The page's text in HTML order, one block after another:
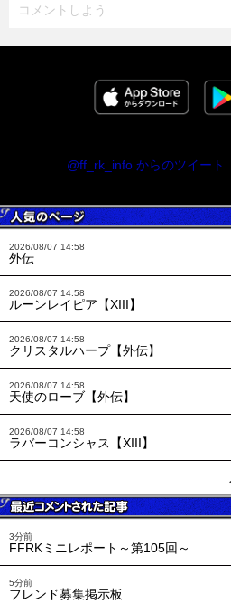
コメントしよう...
@ff_rk_info からのツイート
2026/08/07 14:58
外伝
2026/08/07 14:58
ルーンレイピア【XIII】
2026/08/07 14:58
クリスタルハープ【外伝】
2026/08/07 14:58
天使のローブ【外伝】
2026/08/07 14:58
ラバーコンシャス【XIII】
3分前
FFRKミニレポート～第105回～
5分前
フレンド募集掲示板